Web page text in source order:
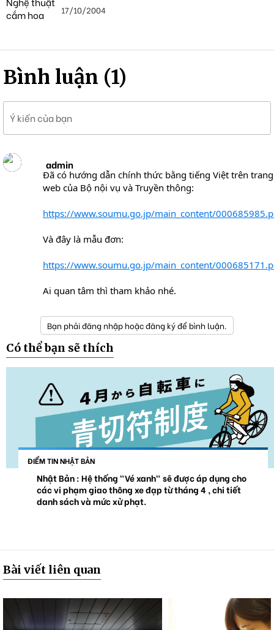
17/10/2004
Bình luận (1)
Ý kiến của bạn
admin
Đã có hướng dẫn chính thức bằng tiếng Việt trên trang
web của Bộ nội vụ và Truyền thông:
https://www.soumu.go.jp/main_content/
Và đây là mẫu đơn:
https://www.soumu.go.jp/main_content/
Ai quan tâm thì tham khảo nhé.
Bạn phải đăng nhập hoặc đăng ký để bình luận.
Có thể bạn sẽ thích
ĐIỂM TIN NHẬT BẢN
Nhật Bản : Hệ thống "Vé xanh" sẽ được áp dụng cho
các vi phạm giao thông xe đạp từ tháng 4 , chi tiết
danh sách và mức xử phạt.
Bài viết liên quan